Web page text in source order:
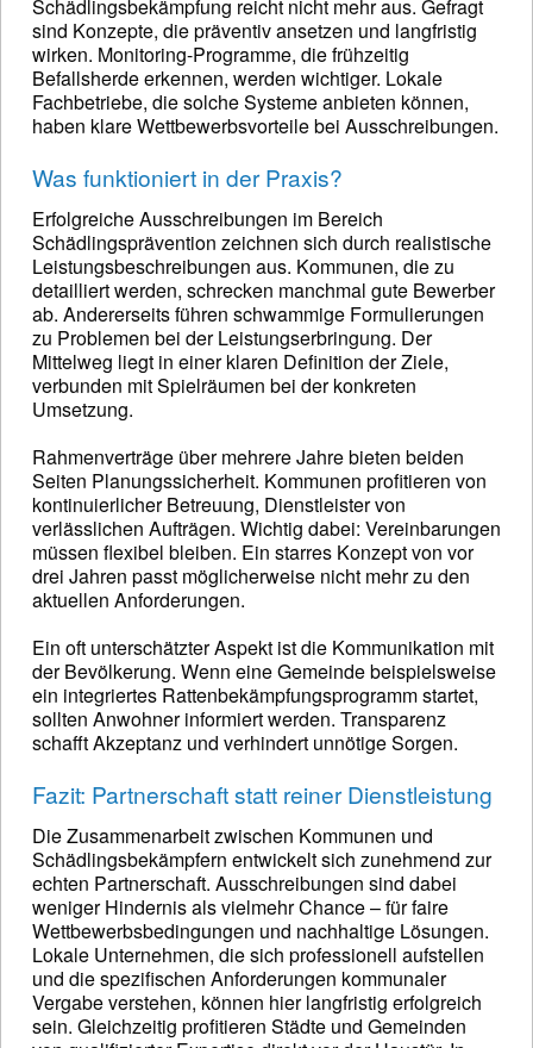
Schädlingsbekämpfung reicht nicht mehr aus. Gefragt
sind Konzepte, die präventiv ansetzen und langfristig
wirken. Monitoring-Programme, die frühzeitig
Befallsherde erkennen, werden wichtiger. Lokale
Fachbetriebe, die solche Systeme anbieten können,
haben klare Wettbewerbsvorteile bei Ausschreibungen.
Was funktioniert in der Praxis?
Erfolgreiche Ausschreibungen im Bereich
Schädlingsprävention zeichnen sich durch realistische
Leistungsbeschreibungen aus. Kommunen, die zu
detailliert werden, schrecken manchmal gute Bewerber
ab. Andererseits führen schwammige Formulierungen
zu Problemen bei der Leistungserbringung. Der
Mittelweg liegt in einer klaren Definition der Ziele,
verbunden mit Spielräumen bei der konkreten
Umsetzung.
Rahmenverträge über mehrere Jahre bieten beiden
Seiten Planungssicherheit. Kommunen profitieren von
kontinuierlicher Betreuung, Dienstleister von
verlässlichen Aufträgen. Wichtig dabei: Vereinbarungen
müssen flexibel bleiben. Ein starres Konzept von vor
drei Jahren passt möglicherweise nicht mehr zu den
aktuellen Anforderungen.
Ein oft unterschätzter Aspekt ist die Kommunikation mit
der Bevölkerung. Wenn eine Gemeinde beispielsweise
ein integriertes Rattenbekämpfungsprogramm startet,
sollten Anwohner informiert werden. Transparenz
schafft Akzeptanz und verhindert unnötige Sorgen.
Fazit: Partnerschaft statt reiner Dienstleistung
Die Zusammenarbeit zwischen Kommunen und
Schädlingsbekämpfern entwickelt sich zunehmend zur
echten Partnerschaft. Ausschreibungen sind dabei
weniger Hindernis als vielmehr Chance – für faire
Wettbewerbsbedingungen und nachhaltige Lösungen.
Lokale Unternehmen, die sich professionell aufstellen
und die spezifischen Anforderungen kommunaler
Vergabe verstehen, können hier langfristig erfolgreich
sein. Gleichzeitig profitieren Städte und Gemeinden